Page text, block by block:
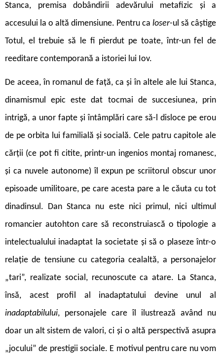
Stanca, premisa dobândirii adevărului metafizic și a
accesului la o altă dimensiune. Pentru ca loser-ul să câștige
Totul, el trebuie să le fi pierdut pe toate, într-un fel de
reeditare contemporană a istoriei lui Iov.
De aceea, în romanul de față, ca și în altele ale lui Stanca,
dinamismul epic este dat tocmai de succesiunea, prin
intrigă, a unor fapte și întâmplări care să-l disloce pe erou
de pe orbita lui familială și socială. Cele patru capitole ale
cărții (ce pot fi citite, printr-un ingenios montaj romanesc,
și ca nuvele autonome) îl expun pe scriitorul obscur unor
episoade umilitoare, pe care acesta pare a le căuta cu tot
dinadinsul. Dan Stanca nu este nici primul, nici ultimul
romancier autohton care să reconstruiască o tipologie a
intelectualului inadaptat la societate și să o plaseze într-o
relație de tensiune cu categoria cealaltă, a personajelor
„tari”, realizate social, recunoscute ca atare. La Stanca,
însă, acest profil al inadaptatului devine unul al
inadaptabilului, personajele care îl ilustrează având nu
doar un alt sistem de valori, ci și o altă perspectivă asupra
„jocului” de prestigii sociale. E motivul pentru care nu vom